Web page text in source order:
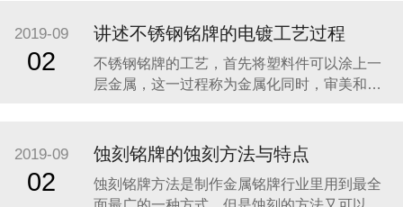
观、线条清晰、深度合适、底面平整、色彩饱
满、拉丝均匀、表面色泽一致等特点。下面介
绍一下不锈钢铭牌的相关知识。 不锈钢是一
2019-09
02
讲述不锈钢铭牌的电镀工艺过程
不锈钢铭牌的工艺，首先将塑料件可以涂上一
层金属，这一过程称为金属化同时，审美和机
电性，这是不塑性的本质特征，往往是通过金
属化。金属塑料部件类似的应用程序使用金属
镀零件，但往往在体重较低，具有较高的耐腐
2019-09
02
蚀刻铭牌的蚀刻方法与特点
蚀刻铭牌方法是制作金属铭牌行业里用到最全